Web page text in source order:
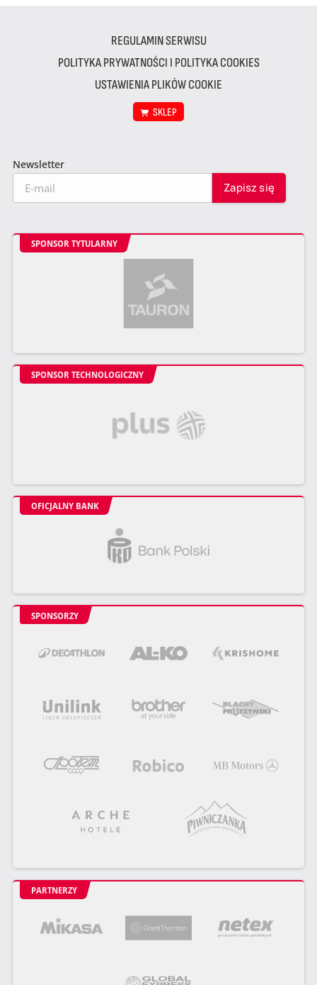
REGULAMIN SERWISU
POLITYKA PRYWATNOŚCI I POLITYKA COOKIES
USTAWIENIA PLIKÓW COOKIE
SKLEP
Newsletter
SPONSOR TYTULARNY
SPONSOR TECHNOLOGICZNY
OFICJALNY BANK
SPONSORZY
PARTNERZY